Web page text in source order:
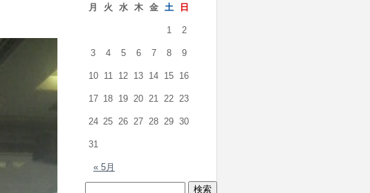
月
火 水 木 金 土 日
« 5月
1 2
3 4 5 6 7 8 9
10 11 12 13 14 15 16
17 18 19 20 21 22 23
24 25 26 27 28 29 30
31